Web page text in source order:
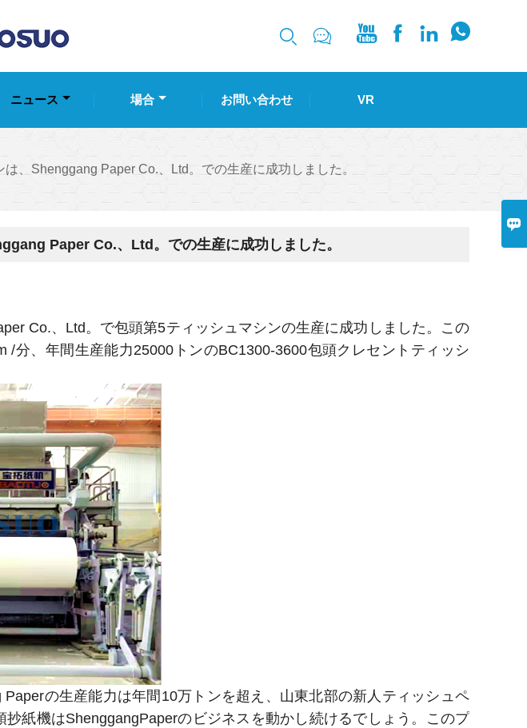

     
ニュース 場合 お問い合わせ VR
、Shenggang Paper Co.、Ltd。での生産に成功しました。
Paper Co.、Ltd。での生産に成功しました。
Co.、Ltd。で包頭第5ティッシュマシンの生産に成功しました。この
/分、年間生産能力25000トンのBC1300-3600包頭クレセントティッシ
の生産能力は年間10万トンを超え、山東北部の新人ティッシュペ
紙機はShenggangPaperのビジネスを動かし続けるでしょう。このプ